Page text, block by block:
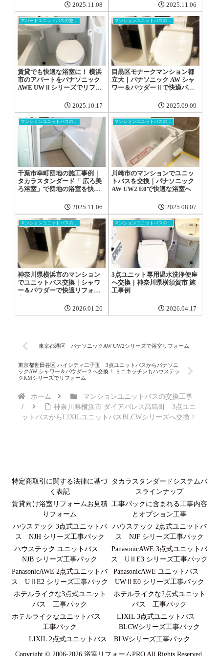
2025.11.08 2025.11.06
賃貸でも快適な浴室に！ 横浜
市のアパートをパナソニック
AWE UWⅡシリーズでリフォ
ーム
2025.10.17
目黒区モナークマンション都
立大｜パナソニック AW シャ
ワー＆パウダーⅡで快適バス
ルームにリフォーム
2025.09.09
マンションユニットバスの交換工事
千葉市幸町団地の施工事例｜
タカラスタンダード「 広ろ美
ろ浴室」で団地の浴室を快適
に
2025.11.06
マンションユニットバスの交換工事
川崎市のマンションでユニッ
トバスを交換｜パナソニック
AW UW2 E0で快適な浴室へ
2025.08.07
マンションユニットバスの交換工事
神奈川県横浜市のマンション
でユニットバス交換｜シャワ
ー＆パウダーで快適リフォー
ム
2026.01.26
マンションユニットバスの交換工事
3点ユニット専用温水洗浄便座
へ交換｜神奈川県横須賀市 施
工事例
2026.04.17
東京都港区 パナソニックAW UW2シリーズで浴室リフォーム
東京都世田谷区 ハイシティ二子玉 3点ユニットバスからパナソニ
ックAW シャワー＆パウダー２へ交換！ ミニキッチンもハウステッ
クKMシリーズでリフォーム
ホーム
マンションユニットバスの交換工事
神奈川県横浜市 ダイアパレス高島町 3点ユニ
ットバスからLIXILユニットバスBLCWシリーズへ交換！
特定商取引に関する法律に基づ
く表記
タカラスタンダードシステムバ
スラインナップ
賃貸向け浴室リフォームお見積
りフォーム
工事パックに含まれる工事内容
とオプション工事
ハウステック 3点式ユニットバ
ス NJH シリーズ工事パック
ハウステック 2点式ユニットバ
ス NJF シリーズ工事パック
ハウステック ユニットバス
NJB シリーズ工事パック
PanasonicAWE 3点式ユニットバ
ス UⅡE3 シリーズ工事パック
PanasonicAWE 2点式ユニットバ
ス UⅡE2 シリーズ工事パック
PanasonicAWE ユニットバス
UWⅡE0 シリーズ工事パック
ホテルライクな3点式ユニット
バス 工事パック
ホテルライクな2点式ユニット
バス 工事パック
ホテルライクなユニットバス
工事パック
LIXIL 3点式ユニットバス
BLCWシリーズ工事パック
LIXIL 2点式ユニットバス BLWシリーズ工事パック
Copyright © 2006-2026 浴室リフォームPRO All Rights Reserved.